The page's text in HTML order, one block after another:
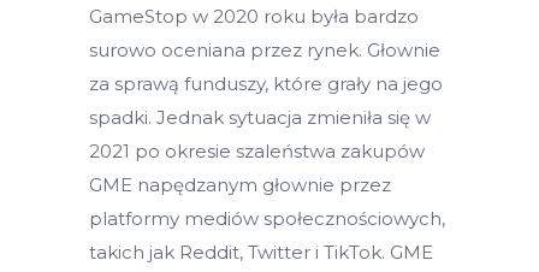
GameStop w 2020 roku była bardzo
surowo oceniana przez rynek. Głownie
za sprawą funduszy, które grały na jego
spadki. Jednak sytuacja zmieniła się w
2021 po okresie szaleństwa zakupów
GME napędzanym głownie przez
platformy mediów społecznościowych,
takich jak Reddit, Twitter i TikTok. GME